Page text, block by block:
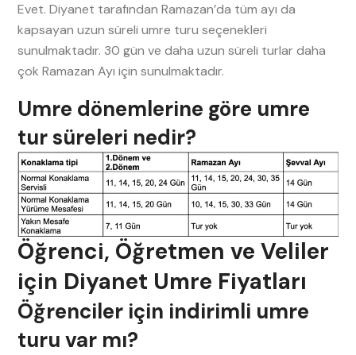
Evet. Diyanet tarafından Ramazan’da tüm ayı da
kapsayan uzun süreli umre turu seçenekleri
sunulmaktadır. 30 gün ve daha uzun süreli turlar daha
çok Ramazan Ayı için sunulmaktadır.
Umre dönemlerine göre umre
tur süreleri nedir?
Öğrenci, Öğretmen ve Veliler
için Diyanet Umre Fiyatları
Öğrenciler için indirimli umre
turu var mı?